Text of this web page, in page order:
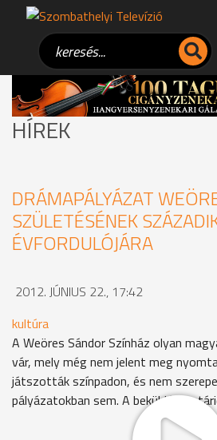
HÍREK
DRÁMAPÁLYÁZAT
SZÜLETÉSÉNEK
ÉVFORDULÓJÁRA
2012. JÚNIUS 22., 17:42
kultúra
A Weöres Sándor Színház olyan
vár, mely még nem jelent meg
játszották színpadon, és nem
pályázatokban sem. A beküldési